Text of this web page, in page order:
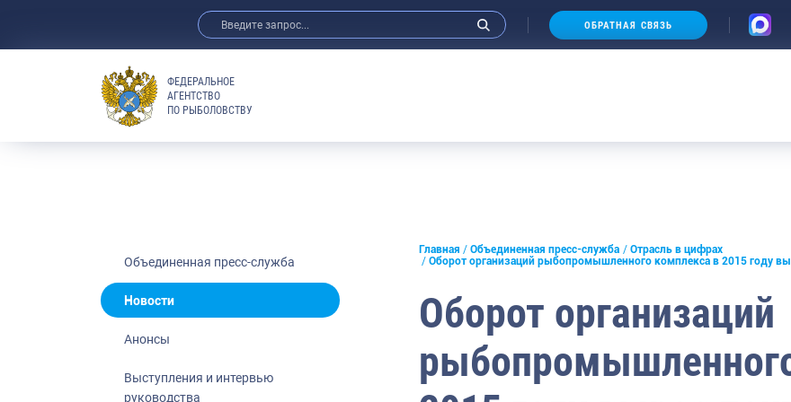
Анонсы
Отраслевые СМИ
Выставки и конференции
Научно-практическая литература
Рыбоохрана России
ОБРАТНАЯ СВЯЗЬ
ФЕДЕРАЛЬНОЕ
АГЕНТСТВО
ПО РЫБОЛОВСТВУ
Объединенная пресс-служба
Новости
Анонсы
Выступления и интервью
руководства
Главная Объединенная пресс-служба
Отрасль в цифрах
Оборот организаций рыбопромышленного комплекса в 2015 году
Оборот организаций